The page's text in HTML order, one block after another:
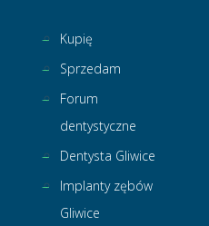
Kupię
Sprzedam
Forum
dentystyczne
Dentysta Gliwice
Implanty zębów
Gliwice